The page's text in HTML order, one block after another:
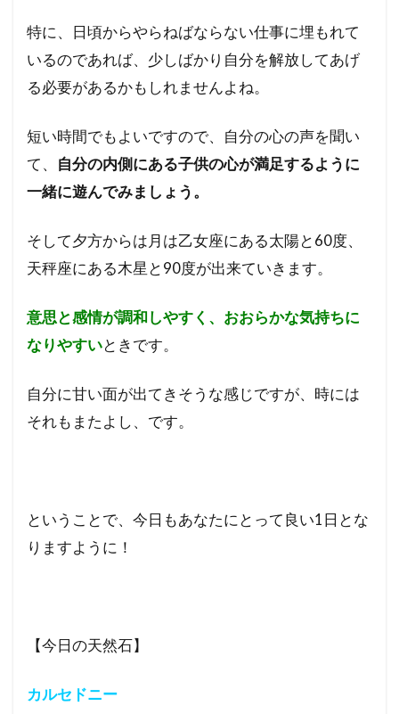
特に、日頃からやらねばならない仕事に埋もれて
いるのであれば、少しばかり自分を解放してあげ
る必要があるかもしれませんよね。
短い時間でもよいですので、自分の心の声を聞い
て、 自分の内側にある子供の心が満足するように
一緒に遊んでみましょう。
そして夕方からは月は乙女座にある太陽と60度、
天秤座にある木星と90度が出来ていきます。
意思と感情が調和しやすく、おおらかな気持ちに
なりやすいときです。
自分に甘い面が出てきそうな感じですが、時には
それもまたよし、です。
ということで、今日もあなたにとって良い1日とな
りますように！
【今日の天然石】
カルセドニー